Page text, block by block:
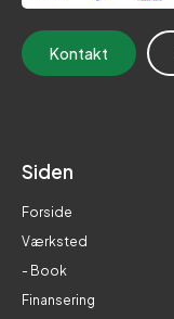
Kontakt
Siden
Forside
Værksted
- Book
Finansering